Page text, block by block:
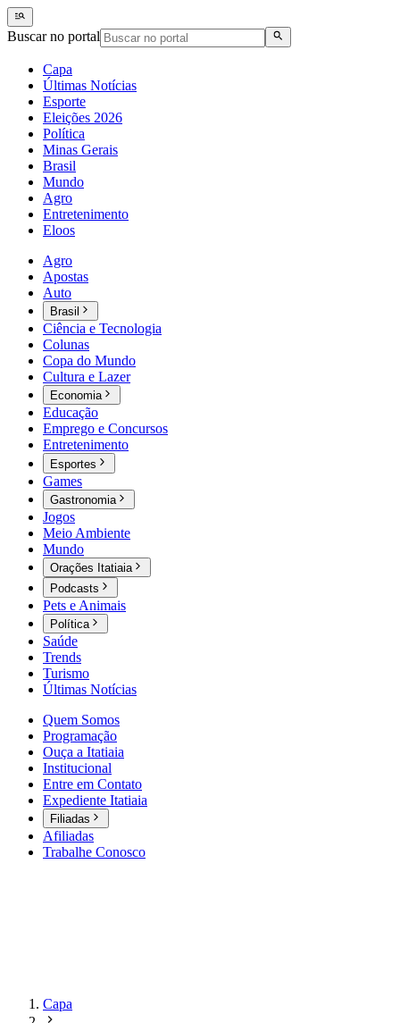
Buscar no portal
Capa
Últimas Notícias
Esporte
Eleições 2026
Política
Minas Gerais
Brasil
Mundo
Agro
Entretenimento
Eloos
Agro
Apostas
Auto
Brasil
Ciência e Tecnologia
Colunas
Copa do Mundo
Cultura e Lazer
Economia
Educação
Emprego e Concursos
Entretenimento
Esportes
Games
Gastronomia
Jogos
Meio Ambiente
Mundo
Orações Itatiaia
Podcasts
Pets e Animais
Política
Saúde
Trends
Turismo
Últimas Notícias
Quem Somos
Programação
Ouça a Itatiaia
Institucional
Entre em Contato
Expediente Itatiaia
Filiadas
Afiliadas
Trabalhe Conosco
Capa